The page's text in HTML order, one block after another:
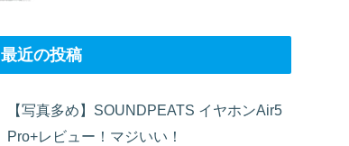
最近の投稿
【写真多め】SOUNDPEATS イヤホンAir5
Pro+レビュー！マジいい！